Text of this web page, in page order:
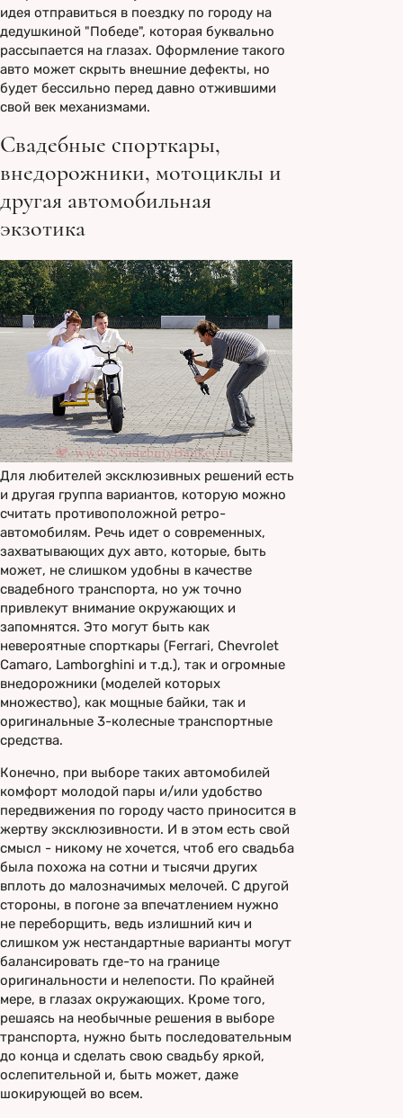
идея отправиться в поездку по городу на
дедушкиной "Победе", которая буквально
рассыпается на глазах. Оформление такого
авто может скрыть внешние дефекты, но
будет бессильно перед давно отжившими
свой век механизмами.
Свадебные спорткары,
внедорожники, мотоциклы и
другая автомобильная
экзотика
Для любителей эксклюзивных решений есть
и другая группа вариантов, которую можно
считать противоположной ретро-
автомобилям. Речь идет о современных,
захватывающих дух авто, которые, быть
может, не слишком удобны в качестве
свадебного транспорта, но уж точно
привлекут внимание окружающих и
запомнятся. Это могут быть как
невероятные спорткары (Ferrari, Chevrolet
Camaro, Lamborghini и т.д.), так и огромные
внедорожники (моделей которых
множество), как мощные байки, так и
оригинальные 3-колесные транспортные
средства.
Конечно, при выборе таких автомобилей
комфорт молодой пары и/или удобство
передвижения по городу часто приносится в
жертву эксклюзивности. И в этом есть свой
смысл - никому не хочется, чтоб его свадьба
была похожа на сотни и тысячи других
вплоть до малозначимых мелочей. С другой
стороны, в погоне за впечатлением нужно
не переборщить, ведь излишний кич и
слишком уж нестандартные варианты могут
балансировать где-то на границе
оригинальности и нелепости. По крайней
мере, в глазах окружающих. Кроме того,
решаясь на необычные решения в выборе
транспорта, нужно быть последовательным
до конца и сделать свою свадьбу яркой,
ослепительной и, быть может, даже
шокирующей во всем.